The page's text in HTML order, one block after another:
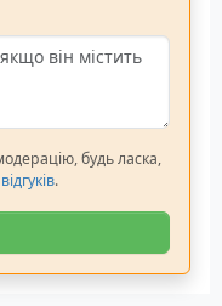
будь ласка,
.